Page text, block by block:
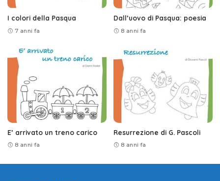
I colori della Pasqua
7 anni fa
Dall’uovo di Pasqua: poesia
8 anni fa
E’ arrivato un treno carico
8 anni fa
Resurrezione di G. Pascoli
8 anni fa